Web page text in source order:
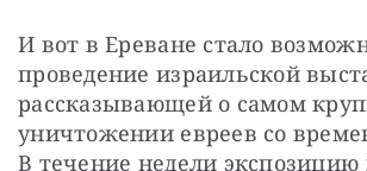
И вот в Ереване стало
проведение израильской
рассказывающей о самом
уничтожении евреев со
В течение недели экспозицию